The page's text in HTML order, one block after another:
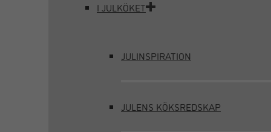
I JULKÖKET
JULINSPIRATION
JULENS KÖKSREDSKAP